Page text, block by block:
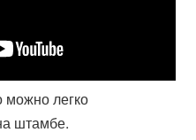
легко
штамбе.